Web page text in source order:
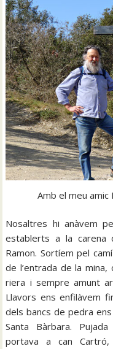
Amb el meu amic
Nosaltres hi anàvem
establerts a la carena
Ramon. Sortíem pel
de l’entrada de la
riera i sempre amunt
Llavors ens enfilàvem
dels bancs de pedra
Santa Bàrbara.
portava a can